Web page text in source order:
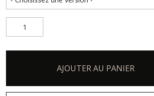
AJOUTER AU PANIER